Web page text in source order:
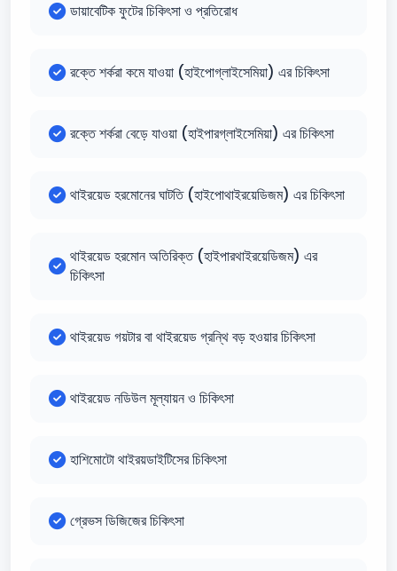
ডায়াবেটিক ফুটের চিকিৎসা ও প্রতিরোধ
রক্তে শর্করা কমে যাওয়া (হাইপোগ্লাইসেমিয়া) এর চিকিৎসা
রক্তে শর্করা বেড়ে যাওয়া (হাইপারগ্লাইসেমিয়া) এর চিকিৎসা
থাইরয়েড হরমোনের ঘাটতি (হাইপোথাইরয়েডিজম) এর চিকিৎসা
থাইরয়েড হরমোন অতিরিক্ত (হাইপারথাইরয়েডিজম) এর
চিকিৎসা
থাইরয়েড গয়টার বা থাইরয়েড গ্রন্থি বড় হওয়ার চিকিৎসা
থাইরয়েড নডিউল মূল্যায়ন ও চিকিৎসা
হাশিমোটো থাইরয়ডাইটিসের চিকিৎসা
গ্রেভস ডিজিজের চিকিৎসা